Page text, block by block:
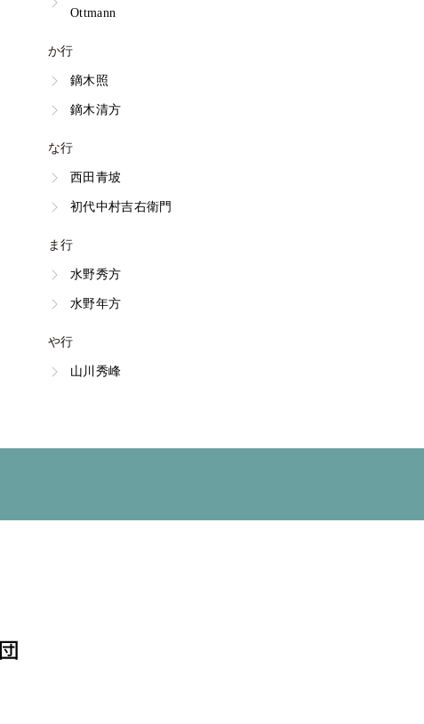
Ottmann
か行
鏑木照
鏑木清方
な行
西田青坡
初代中村吉右衛門
ま行
水野秀方
水野年方
や行
山川秀峰